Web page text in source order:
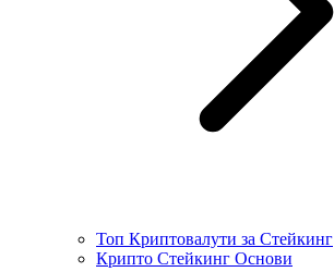
Топ Криптовалути за Стейкинг
Крипто Стейкинг Основи